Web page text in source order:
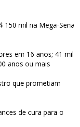
150 mil na Mega-Sena
em 16 anos; 41 mil
anos ou mais
que prometiam
de cura para o